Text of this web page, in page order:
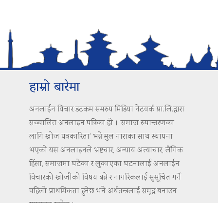
हाम्रो बारेमा
अनलाईन विचार डटकम समरुप मिडिया नेटवर्क प्रा.लि.द्वारा
सञ्चालित अनलाइन पत्रिका हो । ‘समाज रुपान्तरणका
लागि खोज पत्रकारिता’ भन्ने मुल नाराका साथ स्थापना
भएको यस अनलाइनले भ्रष्टचार, अन्याय अत्याचार, लैंगिक
हिंसा, समाजमा घटेका र लुकाएका घटनालाई अनलाईन
विचारको खोजीको विषय बन्ने र नागरिकलाई सुसूचित गर्ने
पहिलो प्राथमिकता हुनेछ भने अर्थतन्त्रलाई समृद्ध बनाउन